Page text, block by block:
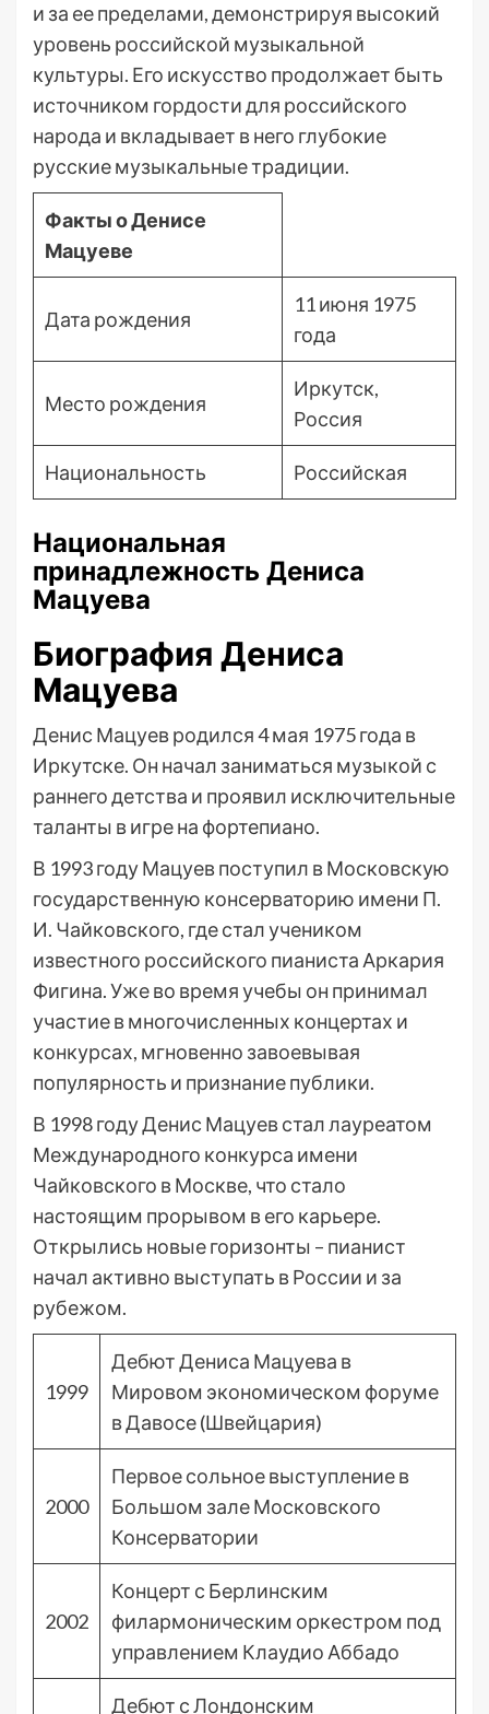
и за ее пределами, демонстрируя высокий
уровень российской музыкальной
культуры. Его искусство продолжает быть
источником гордости для российского
народа и вкладывает в него глубокие
русские музыкальные традиции.
Факты о Денисе
Мацуеве
Дата рождения
11 июня 1975
года
Место рождения
Иркутск,
Россия
Национальность Российская
Национальная
принадлежность Дениса
Мацуева
Биография Дениса
Мацуева
Денис Мацуев родился 4 мая 1975 года в
Иркутске. Он начал заниматься музыкой с
раннего детства и проявил исключительные
таланты в игре на фортепиано.
В 1993 году Мацуев поступил в Московскую
государственную консерваторию имени П.
И. Чайковского, где стал учеником
известного российского пианиста Аркария
Фигина. Уже во время учебы он принимал
участие в многочисленных концертах и
конкурсах, мгновенно завоевывая
популярность и признание публики.
В 1998 году Денис Мацуев стал лауреатом
Международного конкурса имени
Чайковского в Москве, что стало
настоящим прорывом в его карьере.
Открылись новые горизонты – пианист
начал активно выступать в России и за
рубежом.
1999
Дебют Дениса Мацуева в
Мировом экономическом форуме
в Давосе (Швейцария)
2000
Первое сольное выступление в
Большом зале Московского
Консерватории
2002
Концерт с Берлинским
филармоническим оркестром под
управлением Клаудио Аббадо
Дебют с Лондонским